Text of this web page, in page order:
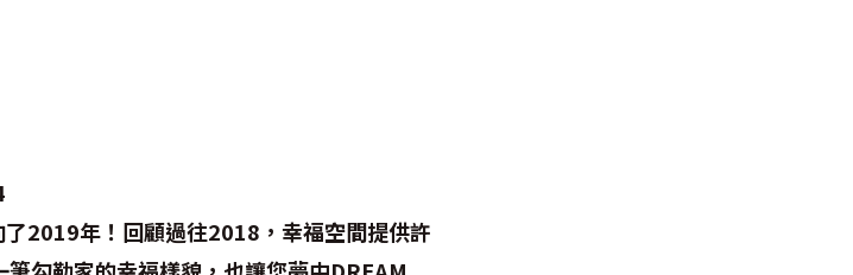
2019年！回顧過往2018，幸福空間提供許